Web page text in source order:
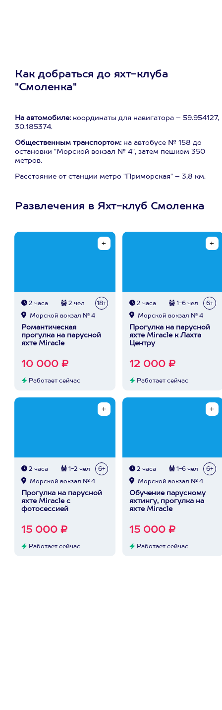
Как добраться до яхт-клуба
"Смоленка"
На автомобиле: координаты для навигатора – 59.954127,
30.185374.
Общественным транспортом: на автобусе № 158 до
остановки "Морской вокзал № 4", затем пешком 350
метров.
Расстояние от станции метро "Приморская" – 3,8 км.
Развлечения в Яхт-клуб Смоленка
2 часа 2 чел 18+
Морской вокзал № 4
Романтическая
прогулка на парусной
яхте Miracle
10 000 ₽
Работает сейчас
2 часа 1-6 чел 6+
Морской вокзал № 4
Прогулка на парусной
яхте Miracle к Лахта
Центру
12 000 ₽
Работает сейчас
2 часа 1-2 чел 6+
Морской вокзал № 4
Прогулка на парусной
яхте Miracle с
фотосессией
15 000 ₽
Работает сейчас
2 часа 1-6 чел 6+
Морской вокзал № 4
Обучение парусному
яхтингу, прогулка на
яхте Miracle
15 000 ₽
Работает сейчас